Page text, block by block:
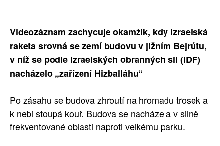
Videozáznam zachycuje okamžik, kdy izraelská
raketa srovná se zemí budovu v jižním Bejrútu,
v níž se podle Izraelských obranných sil (IDF)
nacházelo „zařízení Hizballáhu“
Po zásahu se budova zhroutí na hromadu trosek a
k nebi stoupá kouř. Budova se nacházela v silně
frekventované oblasti naproti velkému parku.